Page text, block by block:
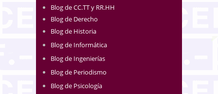
Blog de CC.TT y RR.HH
Blog de Derecho
Blog de Historia
Blog de Informática
Blog de Ingenierías
Blog de Periodismo
Blog de Psicología